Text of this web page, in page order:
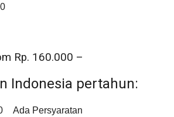
Rp. 160.000 –
Indonesia pertahun:
Ada Persyaratan